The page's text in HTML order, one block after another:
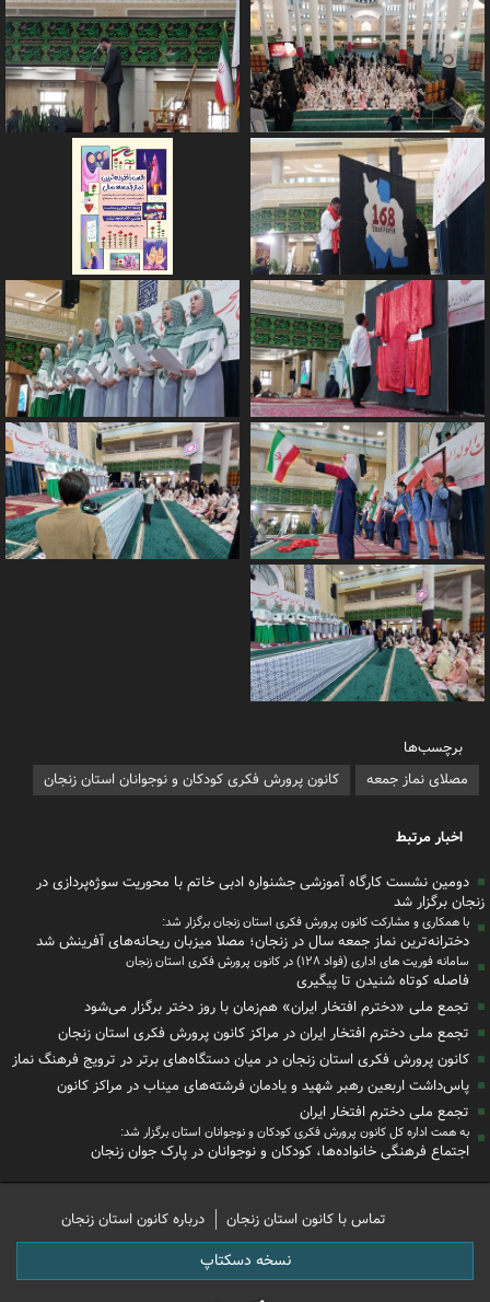
برچسب‌ها
مصلای نماز جمعه
کانون پرورش فکری کودکان و نوجوانان استان زنجان
اخبار مرتبط
دومین نشست کارگاه آموزشی جشنواره ادبی خاتم با محوریت سوژه‌پردازی در
زنجان برگزار شد
با همکاری و مشارکت کانون پرورش فکری استان زنجان برگزار شد:
دخترانه‌ترین نماز جمعه سال در زنجان؛ مصلا میزبان ریحانه‌های آفرینش شد
سامانه فوریت های اداری (فواد ۱۲۸) در کانون پرورش فکری استان زنجان
فاصله کوتاه شنیدن تا پیگیری
تجمع ملی «دخترم افتخار ایران» هم‌زمان با روز دختر برگزار می‌شود
تجمع ملی دخترم افتخار ایران در مراکز کانون پرورش فکری استان زنجان
کانون پرورش فکری استان زنجان در میان دستگاه‌های برتر در ترویج فرهنگ نماز
پاس‌داشت اربعین رهبر شهید و یادمان فرشته‌های میناب در مراکز کانون
تجمع ملی دخترم افتخار ایران
به همت اداره کل کانون پرورش فکری کودکان و نوجوانان استان برگزار ‌شد:
اجتماع فرهنگی خانواده‌ها، کودکان و نوجوانان در پارک جوان زنجان
تماس با کانون استان زنجان درباره کانون استان زنجان
نسخه دسکتاپ